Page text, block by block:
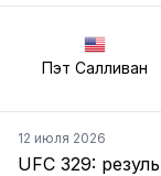
Пэт Салливан
12 июля 2026
UFC 329: